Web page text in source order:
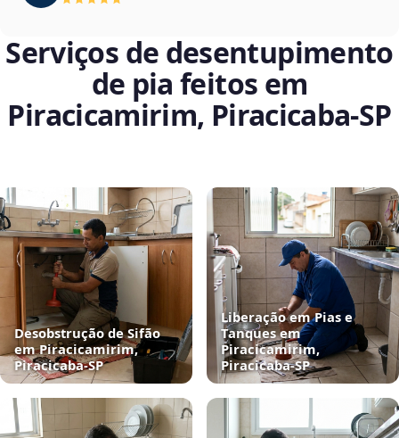
Serviços de desentupimento
de pia feitos em
Piracicamirim, Piracicaba‑SP
Desobstrução de Sifão
em Piracicamirim,
Piracicaba‑SP
Liberação em Pias e
Tanques em
Piracicamirim,
Piracicaba‑SP